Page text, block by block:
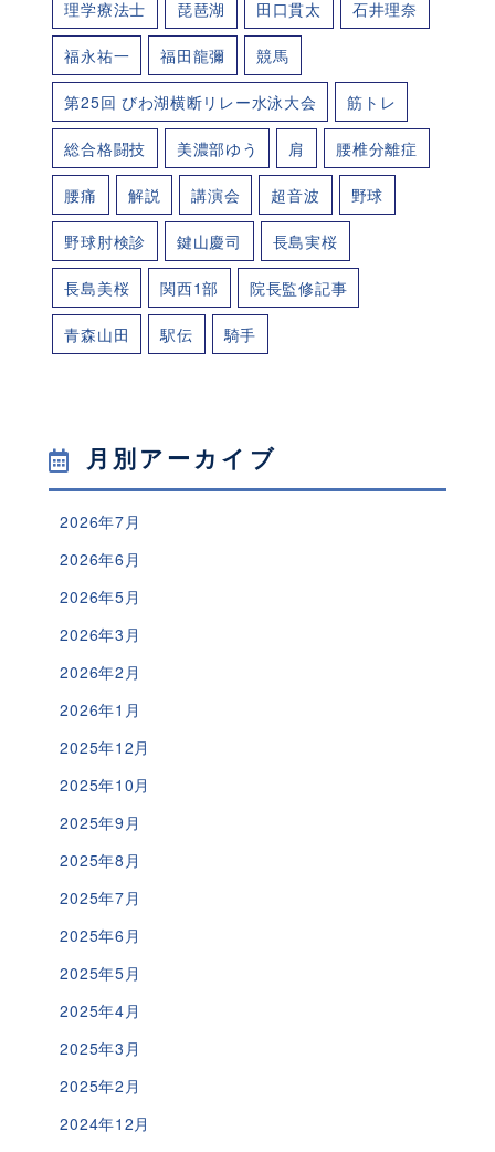
理学療法士 琵琶湖 田口貫太 石井理奈
福永祐一 福田龍彌 競馬
第25回 びわ湖横断リレー水泳大会 筋トレ
総合格闘技 美濃部ゆう 肩 腰椎分離症
腰痛 解説 講演会 超音波 野球
野球肘検診 鍵山慶司 長島実桜
長島美桜 関西1部 院長監修記事
青森山田 駅伝 騎手
月別アーカイブ
2026年7月
2026年6月
2026年5月
2026年3月
2026年2月
2026年1月
2025年12月
2025年10月
2025年9月
2025年8月
2025年7月
2025年6月
2025年5月
2025年4月
2025年3月
2025年2月
2024年12月